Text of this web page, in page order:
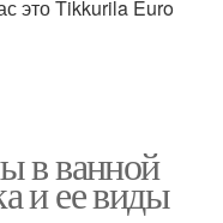
это Tikkurila Euro
в ванной
и ее виды